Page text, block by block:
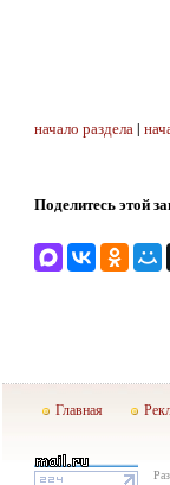
начало раздела|
Поделитесь этой
Главная